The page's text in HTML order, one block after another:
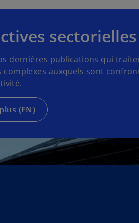
r
d
a
n
u
n
n
o
sectorielles
dernières publications qui
complexes auxquels sont
(EN)